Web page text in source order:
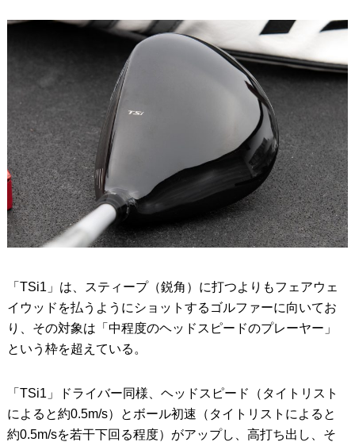
「TSi1」は、スティープ（鋭角）に打つよりもフェアウェ
イウッドを払うようにショットするゴルファーに向いてお
り、その対象は「中程度のヘッドスピードのプレーヤー」
という枠を超えている。
「TSi1」ドライバー同様、ヘッドスピード（タイトリスト
によると約0.5m/s）とボール初速（タイトリストによると
約0.5m/sを若干下回る程度）がアップし、高打ち出し、そ